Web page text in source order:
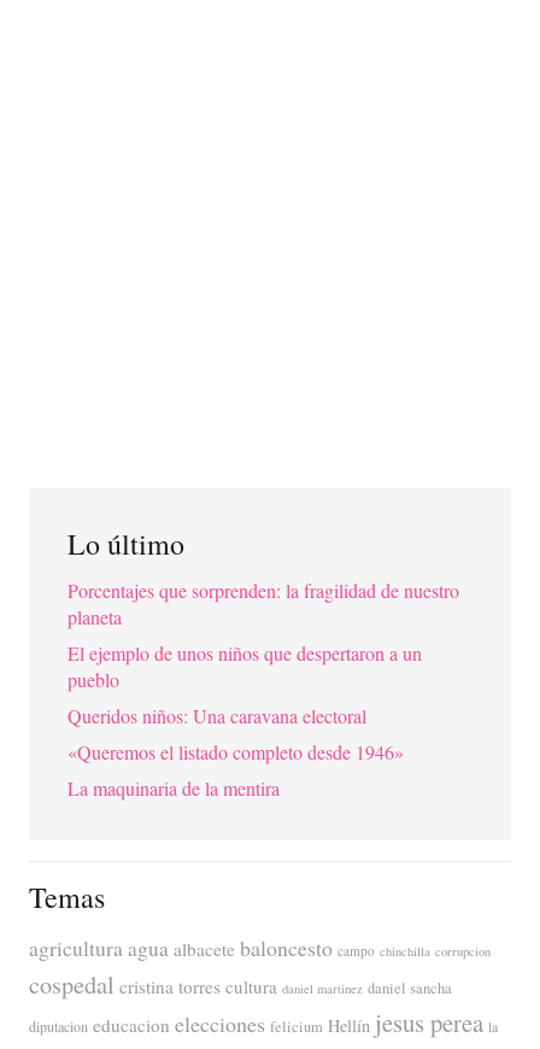
Lo último
Porcentajes que sorprenden: la fragilidad de nuestro
planeta
El ejemplo de unos niños que despertaron a un
pueblo
Queridos niños: Una caravana electoral
«Queremos el listado completo desde 1946»
La maquinaria de la mentira
Temas
agriculturaagua albacete baloncesto campo chinchilla corrupcion
cospedal cristina torres cultura daniel martinez daniel sancha
diputacion educacion elecciones felicium Hellín jesus perea la